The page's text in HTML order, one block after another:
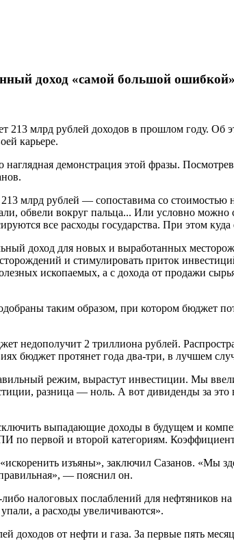
доход «самой большой ошибкой»
млрд рублей доходов в прошлом году. Об
карьере.
демонстрация этой фразы.
рублей — сопоставима со стоимостью
обвели вокруг пальца... Или условно
все расходы государства. При этом
доход для новых и выработанных
и стимулировать приток
ископаемых, а с дохода от продажи
таким образом, при котором бюджет
недополучит 2 триллиона рублей.
бюджет протянет года два-три, в лучшем
режим, вырастут инвестиции. Мы
разница — ноль. А вот дивиденды за
выпадающие доходы в будущем и
первой и второй категориям.
изъяны», заключил Сазанов. «Мы
— пояснил он.
налоговых послаблений для нефтяников
а расходы увеличиваются».
доходов от нефти и газа. За первые пять